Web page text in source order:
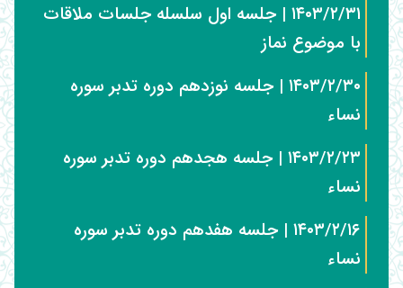
۱۴۰۳/۲/۳۱ | جلسه اول سلسله جلسات ملاقات
با موضوع نماز
۱۴۰۳/۲/۳۰ | جلسه نوزدهم دوره تدبر سوره
نساء
۱۴۰۳/۲/۲۳ | جلسه هجدهم دوره تدبر سوره
نساء
۱۴۰۳/۲/۱۶ | جلسه هفدهم دوره تدبر سوره
نساء